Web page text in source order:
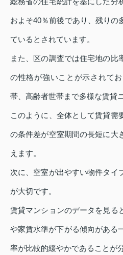
およそ40％前後であり、残りの
ているとされています。
また、区の調査では住宅地の比
の性格が強いことが示されて
帯、高齢者世帯まで多様な賃貸
このように、全体として賃貸需
の条件差が空室期間の長短に大
えます。
次に、空室が出やすい物件タイ
が大切です。
賃貸マンションのデータを見る
や家賃水準が下がる傾向がある
率が比較的緩やかであることが